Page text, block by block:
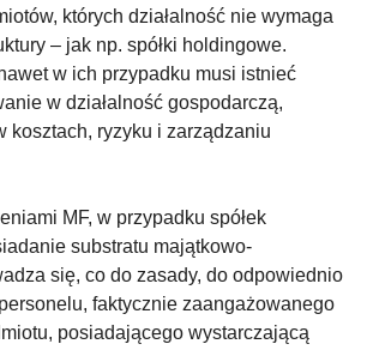
których działalność nie wymaga
– jak np. spółki holdingowe.
w ich przypadku musi istnieć
w działalność gospodarczą,
kosztach, ryzyku i zarządzaniu
MF, w przypadku spółek
substratu majątkowo-
się, co do zasady, do odpowiednio
faktycznie zaangażowanego
posiadającego wystarczającą